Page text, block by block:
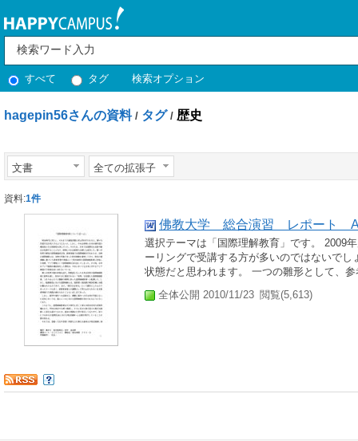
すべて タグ 検索オプション
hagepin56さんの資料 / タグ / 歴史
文書 全ての拡張子
資料:1件
佛教大学 総合演習 レポート
選択テーマは「国際理解教育」です。 2009
ーリングで受講する方が多いのではないで
状態だと思われます。 一つの雛形として、
全体公開 2010/11/23 閲覧(5,613)